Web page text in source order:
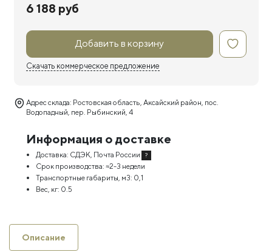
6 188 руб
Добавить в корзину
Скачать коммерческое предложение
Адрес склада: Ростовская область, Аксайский район, пос.
Водопадный, пер. Рыбинский, 4
Информация о доставке
Доставка: СДЭК, Почта России ?
Срок производства: ≈2-3 недели
Транспортные габариты, м3: 0,1
Вес, кг: 0.5
Описание